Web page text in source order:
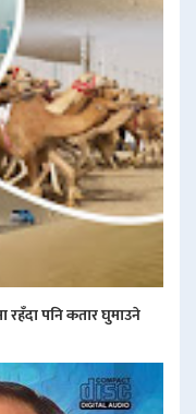
रहँदा पनि कतार घुमाउने